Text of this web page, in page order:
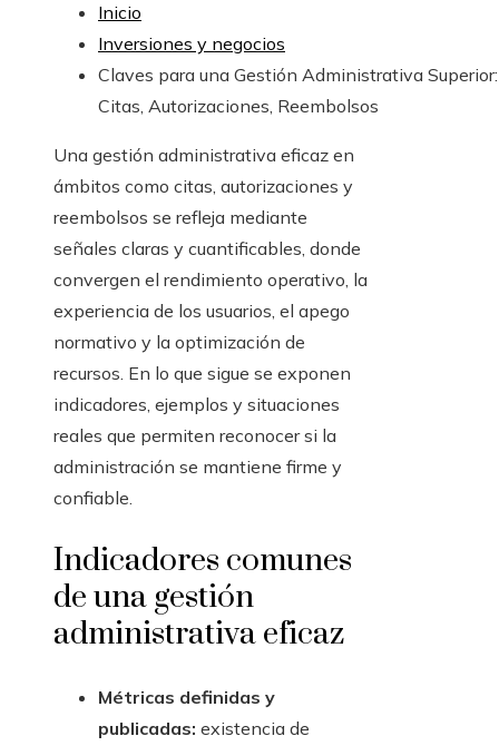
Inicio
Inversiones y negocios
Claves para una Gestión Administrativa Superior:
Citas, Autorizaciones, Reembolsos
Una gestión administrativa eficaz en
ámbitos como citas, autorizaciones y
reembolsos se refleja mediante
señales claras y cuantificables, donde
convergen el rendimiento operativo, la
experiencia de los usuarios, el apego
normativo y la optimización de
recursos. En lo que sigue se exponen
indicadores, ejemplos y situaciones
reales que permiten reconocer si la
administración se mantiene firme y
confiable.
Indicadores comunes
de una gestión
administrativa eficaz
Métricas definidas y
publicadas: existencia de